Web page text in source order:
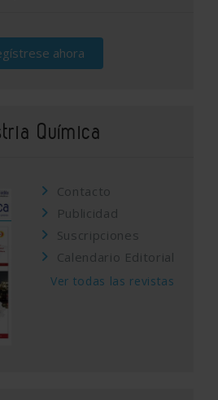
ahora
Química
Contacto
Publicidad
Suscripciones
Calendario Editorial
Ver todas las revistas